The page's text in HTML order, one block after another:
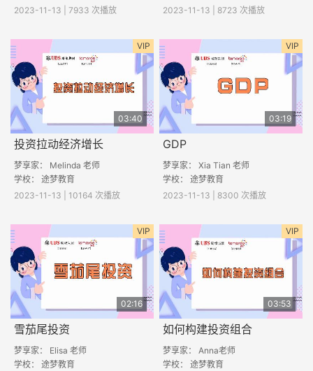
2023-11-13 | 7933 次播放
2023-11-13 | 8723 次播放
VIP
03:40
投资拉动经济增长
梦享家： Melinda 老师
学校： 途梦教育
2023-11-13 | 10164 次播放
VIP
03:19
GDP
梦享家： Xia Tian 老师
学校： 途梦教育
2023-11-13 | 8300 次播放
VIP
02:16
雪茄尾投资
梦享家： Elisa 老师
学校： 途梦教育
VIP
03:53
如何构建投资组合
梦享家： Anna老师
学校： 途梦教育